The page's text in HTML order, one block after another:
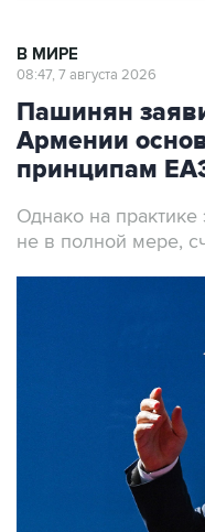
В МИРЕ
08:47, 7 августа 2026
Пашинян
Армении
принципам
Однако на
не в полной мере,